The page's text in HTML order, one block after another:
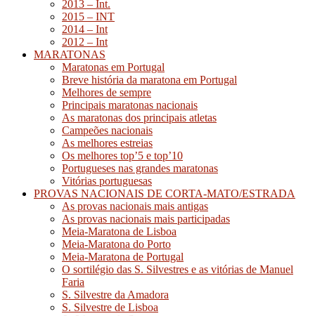
2013 – Int.
2015 – INT
2014 – Int
2012 – Int
MARATONAS
Maratonas em Portugal
Breve história da maratona em Portugal
Melhores de sempre
Principais maratonas nacionais
As maratonas dos principais atletas
Campeões nacionais
As melhores estreias
Os melhores top’5 e top’10
Portugueses nas grandes maratonas
Vitórias portuguesas
PROVAS NACIONAIS DE CORTA-MATO/ESTRADA
As provas nacionais mais antigas
As provas nacionais mais participadas
Meia-Maratona de Lisboa
Meia-Maratona do Porto
Meia-Maratona de Portugal
O sortilégio das S. Silvestres e as vitórias de Manuel
Faria
S. Silvestre da Amadora
S. Silvestre de Lisboa